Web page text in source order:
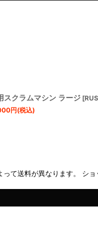
スクラムマシン ラージ [
円(税込)
送料が異なります。 シ